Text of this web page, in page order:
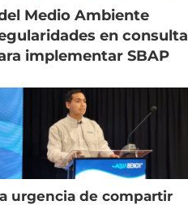
Medio Ambiente
en consulta
implementar SBAP
urgencia de compartir